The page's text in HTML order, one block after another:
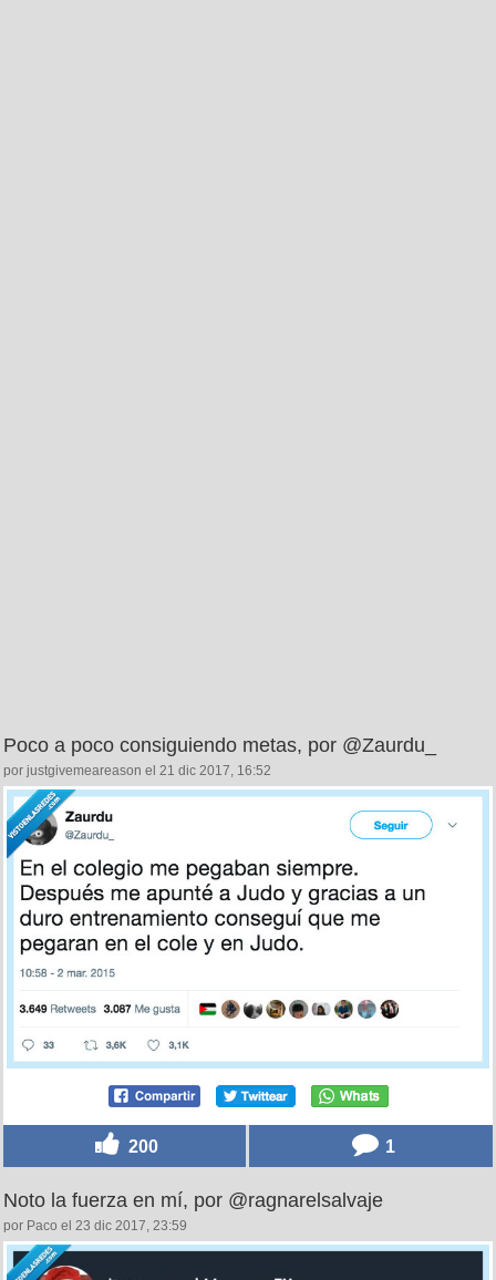
Poco a poco consiguiendo metas, por @Zaurdu_
por justgivemeareason el 21 dic 2017, 16:52
200 1
Noto la fuerza en mí, por @ragnarelsalvaje
por Paco el 23 dic 2017, 23:59